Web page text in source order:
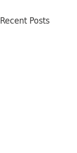
Recent Posts